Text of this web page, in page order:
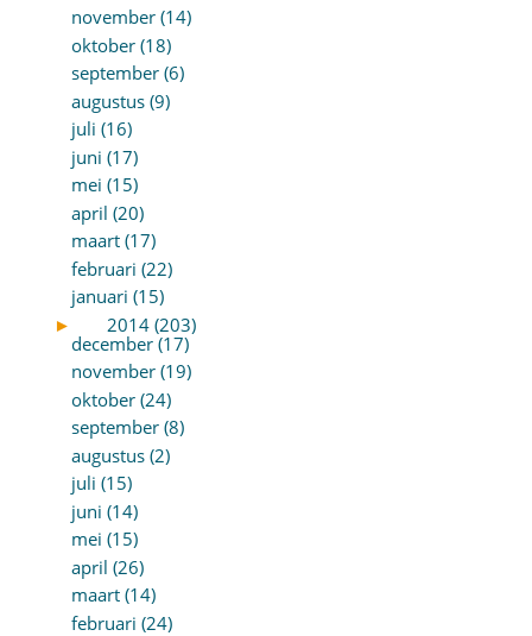
november (14)
oktober (18)
september (6)
augustus (9)
juli (16)
juni (17)
mei (15)
april (20)
maart (17)
februari (22)
januari (15)
►
2014 (203)
december (17)
november (19)
oktober (24)
september (8)
augustus (2)
juli (15)
juni (14)
mei (15)
april (26)
maart (14)
februari (24)